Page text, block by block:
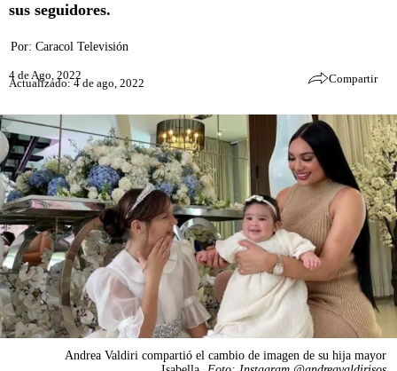
sus seguidores.
Por: Caracol Televisión
4 de Ago, 2022
Actualizado: 4 de ago, 2022 Compartir
Andrea Valdiri compartió el cambio de imagen de su hija mayor